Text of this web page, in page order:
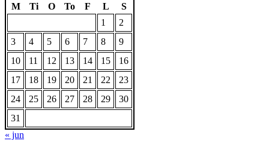
M
Ti O To F L
S
1
2
3
4 5 6 7 8
9
10
11 12 13 14 15
16
17
18 19 20 21 22
23
24
25 26 27 28 29
30
31
« jun